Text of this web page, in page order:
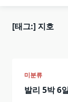
[태그:] 지호
미분류
발리 5박 6